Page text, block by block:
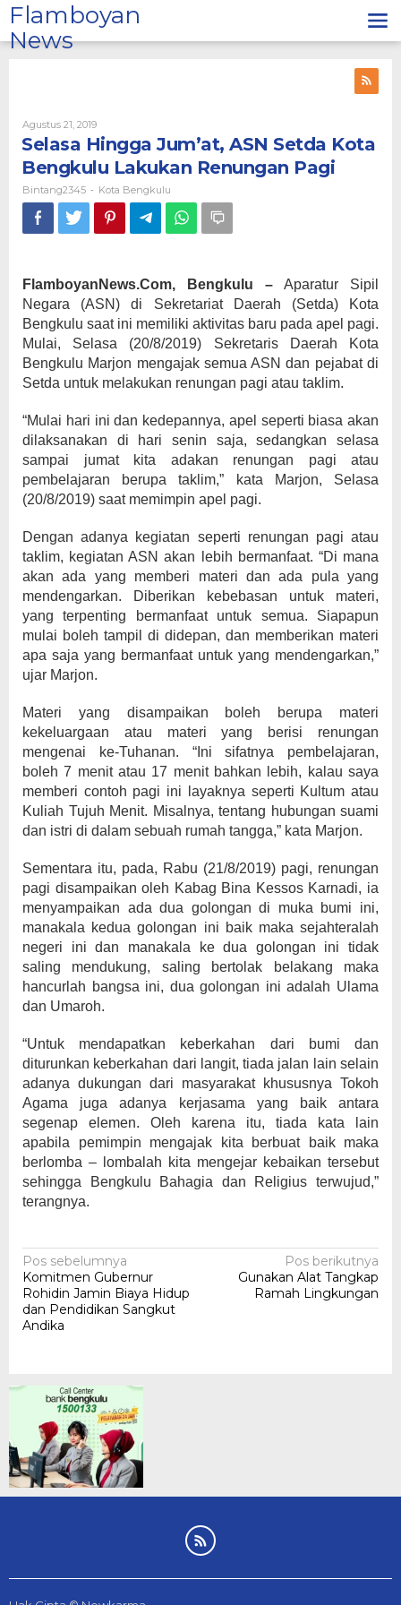
Lewati
ke
konten
Flamboyan
News
Agustus 21, 2019Oleh
Bintang2345
Selasa Hingga Jum’at, ASN Setda Kota
Bengkulu Lakukan Renungan Pagi
Bintang2345 - Kota Bengkulu
FlamboyanNews.Com, Bengkulu – Aparatur Sipil
Negara (ASN) di Sekretariat Daerah (Setda) Kota
Bengkulu saat ini memiliki aktivitas baru pada apel pagi.
Mulai, Selasa (20/8/2019) Sekretaris Daerah Kota
Bengkulu Marjon mengajak semua ASN dan pejabat di
Setda untuk melakukan renungan pagi atau taklim.
“Mulai hari ini dan kedepannya, apel seperti biasa akan
dilaksanakan di hari senin saja, sedangkan selasa
sampai jumat kita adakan renungan pagi atau
pembelajaran berupa taklim,” kata Marjon, Selasa
(20/8/2019) saat memimpin apel pagi.
Dengan adanya kegiatan seperti renungan pagi atau
taklim, kegiatan ASN akan lebih bermanfaat. “Di mana
akan ada yang memberi materi dan ada pula yang
mendengarkan. Diberikan kebebasan untuk materi,
yang terpenting bermanfaat untuk semua. Siapapun
mulai boleh tampil di didepan, dan memberikan materi
apa saja yang bermanfaat untuk yang mendengarkan,”
ujar Marjon.
Materi yang disampaikan boleh berupa materi
kekeluargaan atau materi yang berisi renungan
mengenai ke-Tuhanan. “Ini sifatnya pembelajaran,
boleh 7 menit atau 17 menit bahkan lebih, kalau saya
memberi contoh pagi ini layaknya seperti Kultum atau
Kuliah Tujuh Menit. Misalnya, tentang hubungan suami
dan istri di dalam sebuah rumah tangga,” kata Marjon.
Sementara itu, pada, Rabu (21/8/2019) pagi, renungan
pagi disampaikan oleh Kabag Bina Kessos Karnadi, ia
menyampaikan ada dua golongan di muka bumi ini,
manakala kedua golongan ini baik maka sejahteralah
negeri ini dan manakala ke dua golongan ini tidak
saling mendukung, saling bertolak belakang maka
hancurlah bangsa ini, dua golongan ini adalah Ulama
dan Umaroh.
“Untuk mendapatkan keberkahan dari bumi dan
diturunkan keberkahan dari langit, tiada jalan lain selain
adanya dukungan dari masyarakat khususnya Tokoh
Agama juga adanya kerjasama yang baik antara
segenap elemen. Oleh karena itu, tiada kata lain
apabila pemimpin mengajak kita berbuat baik maka
berlomba – lombalah kita mengejar kebaikan tersebut
sehingga Bengkulu Bahagia dan Religius terwujud,”
terangnya.
Navigasi
pos
Pos sebelumnya
Komitmen Gubernur
Rohidin Jamin Biaya Hidup
dan Pendidikan Sangkut
Andika
Pos berikutnya
Gunakan Alat Tangkap
Ramah Lingkungan